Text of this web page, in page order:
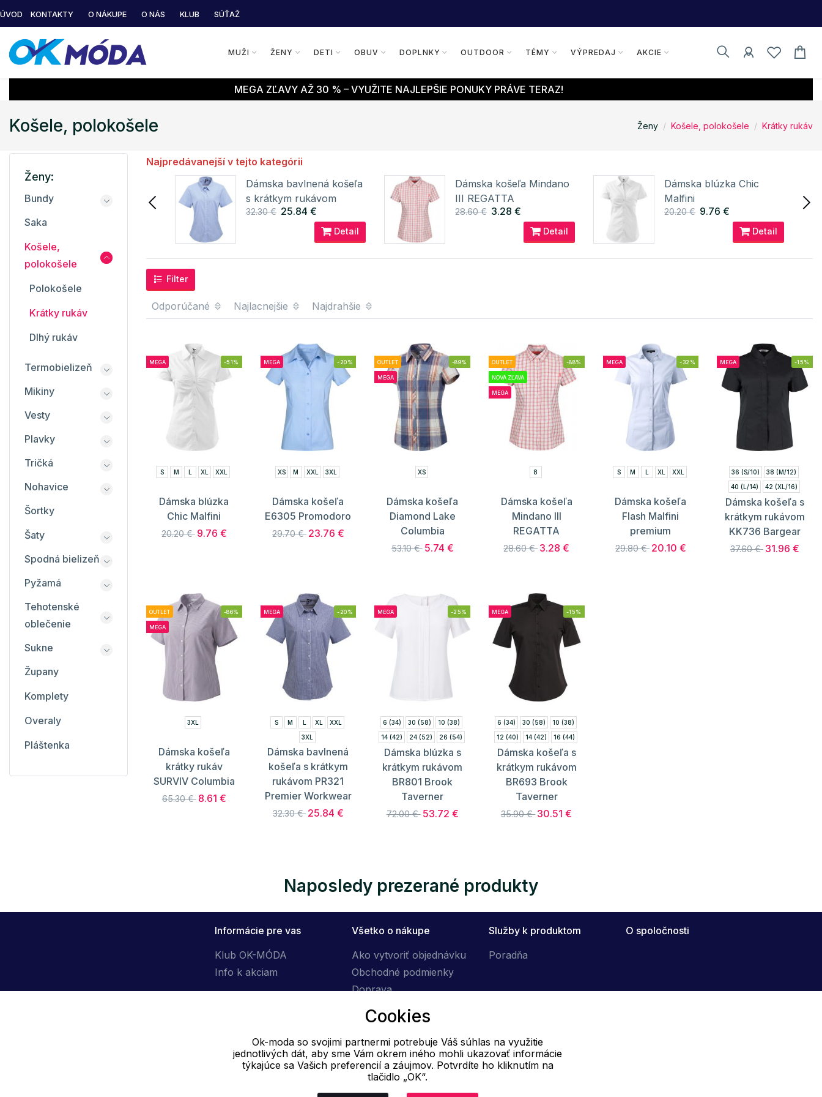
ÚVOD KONTAKTY O NÁKUPE O NÁS KLUB SÚŤAŽ
MUŽI ŽENY DETI OBUV DOPLNKY OUTDOOR TÉMY VÝPREDAJ AKCIE
MEGA ZĽAVY AŽ 30 % – VYUŽITE NAJLEPŠIE PONUKY PRÁVE TERAZ!
Košele, polokošele Ženy Košele, polokošele Krátky rukáv
Najpredávanejší v tejto kategórii
Dámska bavlnená košeľa
s krátkym rukávom
PR321 Premier Workwear
Dámska bavlnená košeľa
s krátkym rukávom
PR321 Premier Workwear
32.30 € 25.84 €
Detail
Dámska košeľa Mindano
III REGATTA
28.60 € 3.28 €
Detail
Dámska blúzka Chic
Malfini
20.20 € 9.76 €
Detail
Filter
Odporúčané Najlacnejšie Najdrahšie
MEGA -51%
S M XL XXL
Dámska blúzka
Chic Malfini
20.20 € 9.76 €
MEGA -20%
XS M XXL 3XL
Dámska košeľa
E6305 Promodoro
29.70 € 23.76 €
OUTLET
MEGA
-89%
XS
Dámska košeľa
Diamond Lake
Columbia
53.10 € 5.74 €
OUTLET
NOVÁ ZĽAVA
MEGA
-88%
8
Dámska košeľa
Mindano III
REGATTA
28.60 € 3.28 €
MEGA -32%
S M XL XXL
Dámska košeľa
Flash Malfini
premium
29.80 € 20.10 €
MEGA -15%
36 (S/10)
38 (M/12)
40 (L/14)
42 (XL/16)
44 (XXL/18)
46 (3XL/20)
Dámska košeľa s
krátkym rukávom
KK736 Bargear
37.60 € 31.96 €
OUTLET
MEGA
-86%
3XL
Dámska košeľa
krátky rukáv
SURVIV Columbia
65.30 € 8.61 €
MEGA -20%
S M L XL
XXL
3XL
Dámska bavlnená
košeľa s krátkym
rukávom PR321
Premier Workwear
32.30 € 25.84 €
MEGA -25%
6 (34) 30 (58)
10 (38)
14 (42)
24 (52)
26 (54)
28 (56)
Dámska blúzka s
krátkym rukávom
BR801 Brook
Taverner
72.00 € 53.72 €
MEGA -15%
6 (34) 30 (58)
10 (38)
12 (40)
14 (42)
16 (44)
18 (46)
20 (48)
22 (50)
24 (52)
26 (54)
28 (56)
Dámska košeľa s
krátkym rukávom
BR693 Brook
Taverner
35.90 € 30.51 €
Ženy:
Bundy
Saka
Košele,
polokošele
Polokošele
Krátky rukáv
Dlhý rukáv
Termobielizeň
Mikiny
Vesty
Plavky
Tričká
Nohavice
Šortky
Šaty
Spodná bielizeň
Pyžamá
Tehotenské
oblečenie
Sukne
Župany
Komplety
Overaly
Pláštenka
Naposledy prezerané produkty
Informácie pre vas
Klub OK-MÓDA
Info k akciam
Všetko o nákupe
Ako vytvoriť objednávku
Obchodné podmienky
Doprava
Výmena tovaru
Reklamačný poriadok
Služby k produktom
Poradňa
O spoločnosti
E-mail
Online
info@ok-moda.sk
Cookies
Ok-moda so svojimi partnermi potrebuje Váš súhlas na využitie
jednotlivých dát, aby sme Vám okrem iného mohli ukazovať informácie
týkajúce sa Vašich preferencií a záujmov. Potvrdíte ho kliknutím na
tlačidlo „OK“.